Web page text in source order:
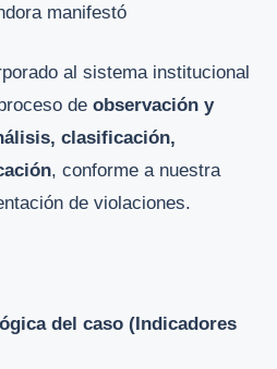
manifestó
al sistema institucional
de observación y
clasificación,
, conforme a nuestra
de violaciones.
del caso (Indicadores